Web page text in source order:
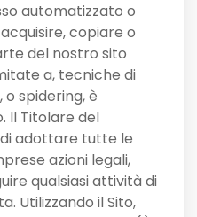
automatizzato o
copiare o
del nostro sito
a, tecniche di
spidering, è
Il Titolare del
adottare tutte le
azioni legali,
qualsiasi attività di
Utilizzando il Sito,